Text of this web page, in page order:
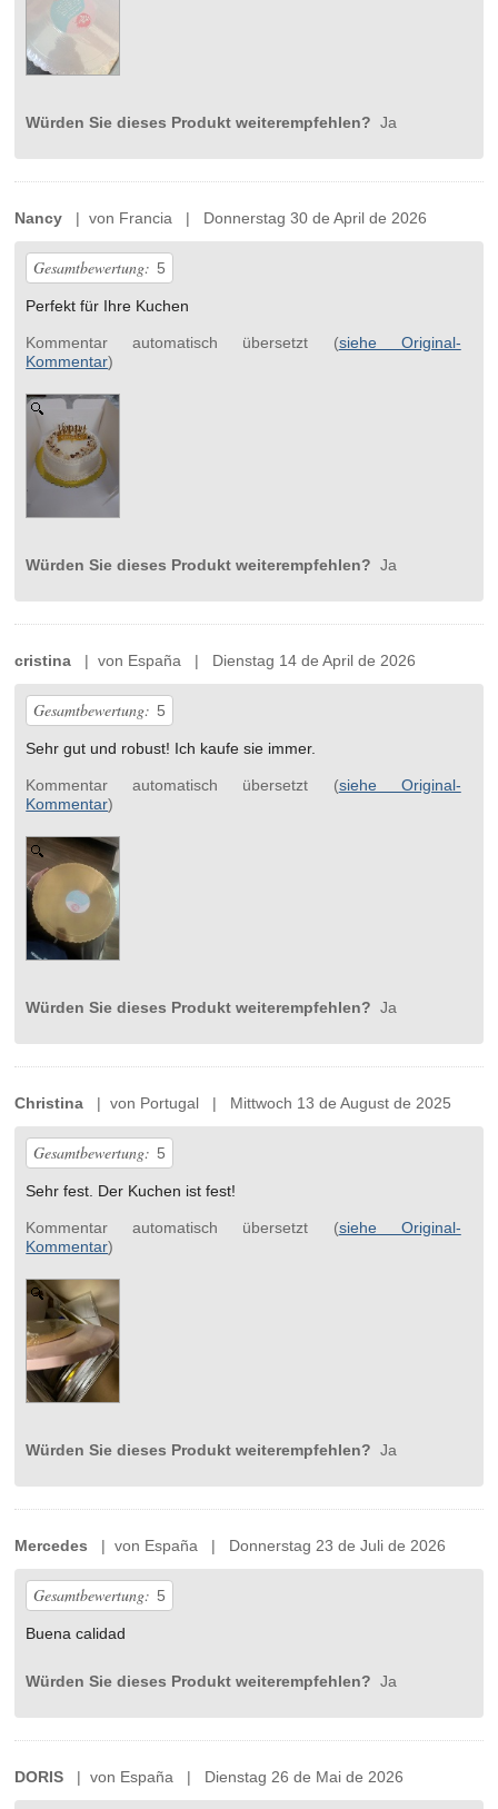
Würden Sie dieses Produkt weiterempfehlen? Ja
Nancy | von Francia | Donnerstag 30 de April de 2026
Gesamtbewertung: 5
Perfekt für Ihre Kuchen
Kommentar automatisch übersetzt (siehe Original-
Kommentar)
Würden Sie dieses Produkt weiterempfehlen? Ja
cristina | von España | Dienstag 14 de April de 2026
Gesamtbewertung: 5
Sehr gut und robust! Ich kaufe sie immer.
Kommentar automatisch übersetzt (siehe Original-
Kommentar)
Würden Sie dieses Produkt weiterempfehlen? Ja
Christina | von Portugal | Mittwoch 13 de August de 2025
Gesamtbewertung: 5
Sehr fest. Der Kuchen ist fest!
Kommentar automatisch übersetzt (siehe Original-
Kommentar)
Würden Sie dieses Produkt weiterempfehlen? Ja
Mercedes | von España | Donnerstag 23 de Juli de 2026
Gesamtbewertung: 5
Buena calidad
Würden Sie dieses Produkt weiterempfehlen? Ja
DORIS | von España | Dienstag 26 de Mai de 2026